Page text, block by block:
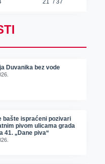
Duvanika bez vode
bašte ispraćeni pozivari
pivom ulicama grada
41. „Dane piva“